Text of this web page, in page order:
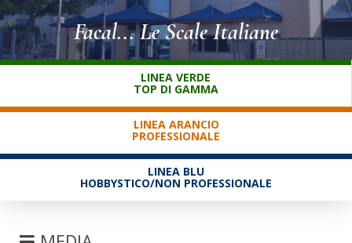
DOWNLOAD
SERVIZIO CLIENTI
Facal... Le Scale Italiane
LINEA VERDE
TOP DI GAMMA
LINEA ARANCIO
PROFESSIONALE
LINEA BLU
HOBBYSTICO/NON PROFESSIONALE